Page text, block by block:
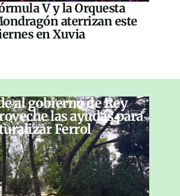
V y la Orquesta
aterrizan este
en Xuvia
al gobierno de Rey
las ayudas para
Ferrol